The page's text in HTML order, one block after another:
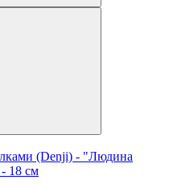
(Denji) - "Людина
18 см